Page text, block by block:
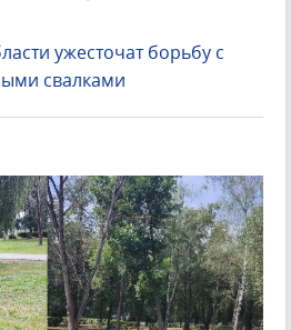
ужесточат борьбу с
свалками